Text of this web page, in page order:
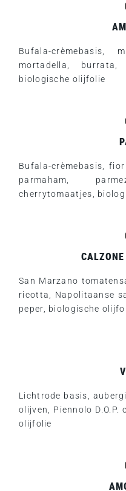
Bufala-
mortadella, burrata,
biologische olijfolie
Bufala-crèmebasis,
parmaham,
cherrytomaatjes,
San Marzano
ricotta, Napolitaanse
peper, biologische
Lichtrode basis,
olijven, Piennolo
olijfolie